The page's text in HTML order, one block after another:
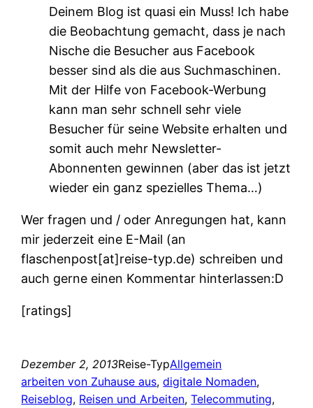
Deinem Blog ist quasi ein Muss! Ich habe
die Beobachtung gemacht, dass je nach
Nische die Besucher aus Facebook
besser sind als die aus Suchmaschinen.
Mit der Hilfe von Facebook-Werbung
kann man sehr schnell sehr viele
Besucher für seine Website erhalten und
somit auch mehr Newsletter-
Abonnenten gewinnen (aber das ist jetzt
wieder ein ganz spezielles Thema…)
Wer fragen und / oder Anregungen hat, kann
mir jederzeit eine E-Mail (an
flaschenpost[at]reise-typ.de) schreiben und
auch gerne einen Kommentar hinterlassen:D
[ratings]
Dezember 2, 2013Reise-TypAllgemein
arbeiten von Zuhause aus, digitale Nomaden
Reiseblog, Reisen und Arbeiten, Telecommuting